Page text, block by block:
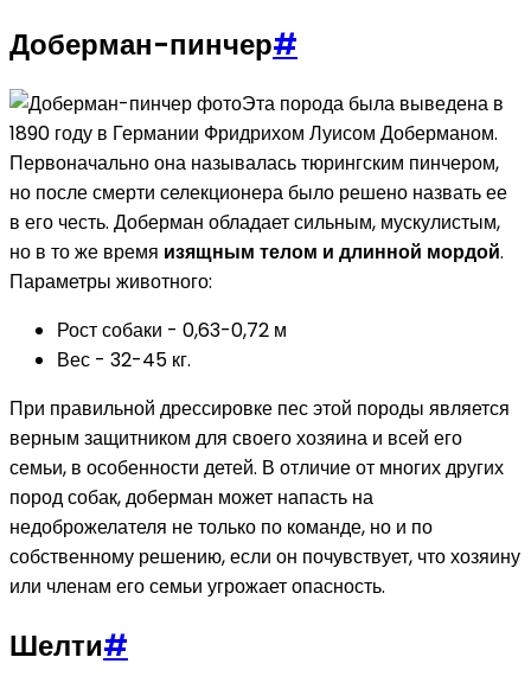
Доберман-пинчер#
Эта порода была выведена в
1890 году в Германии Фридрихом Луисом Доберманом.
Первоначально она называлась тюрингским пинчером,
но после смерти селекционера было решено назвать ее
в его честь. Доберман обладает сильным, мускулистым,
но в то же время изящным телом и длинной мордой.
Параметры животного:
Рост собаки - 0,63-0,72 м
Вес - 32-45 кг.
При правильной дрессировке пес этой породы является
верным защитником для своего хозяина и всей его
семьи, в особенности детей. В отличие от многих других
пород собак, доберман может напасть на
недоброжелателя не только по команде, но и по
собственному решению, если он почувствует, что хозяину
или членам его семьи угрожает опасность.
Шелти#